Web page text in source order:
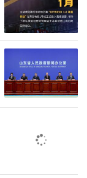
责任编辑：薛筱蕙